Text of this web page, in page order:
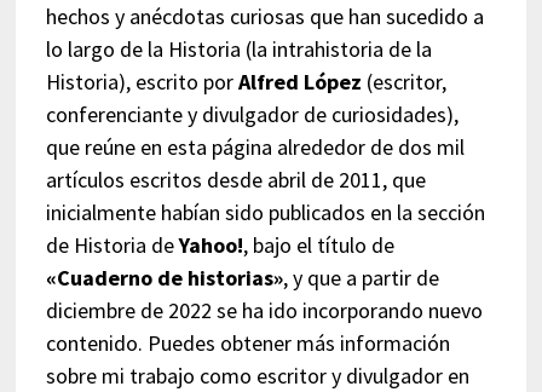
hechos y anécdotas curiosas que han sucedido a
lo largo de la Historia (la intrahistoria de la
Historia), escrito porAlfred López (escritor,
conferenciante y divulgador de curiosidades),
que reúne en esta página alrededor de dos mil
artículos escritos desde abril de 2011, que
inicialmente habían sido publicados en la sección
de Historia deYahoo!, bajo el título de
«Cuaderno de historias», y que a partir de
diciembre de 2022 se ha ido incorporando nuevo
contenido. Puedes obtener más información
sobre mi trabajo como escritor y divulgador en